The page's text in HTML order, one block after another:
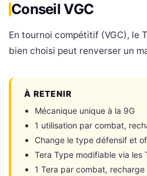
Conseil VGC
En tournoi compétitif (VGC), le
bien choisi peut renverser un
À RETENIR
Mécanique unique à la 9G
1 utilisation par combat,
Change le type défensif et
Tera Type modifiable via les
1 Tera par combat, recharge